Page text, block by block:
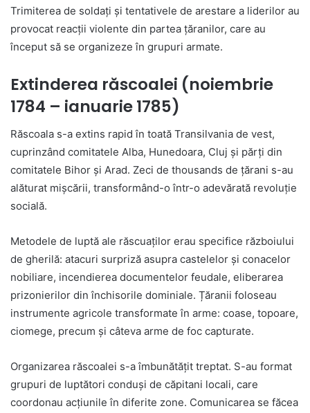
Trimiterea de soldați și tentativele de arestare a liderilor au
provocat reacții violente din partea țăranilor, care au
început să se organizeze în grupuri armate.
Extinderea răscoalei (noiembrie
1784 – ianuarie 1785)
Răscoala s-a extins rapid în toată Transilvania de vest,
cuprinzând comitatele Alba, Hunedoara, Cluj și părți din
comitatele Bihor și Arad. Zeci de thousands de țărani s-au
alăturat mișcării, transformând-o într-o adevărată revoluție
socială.
Metodele de luptă ale răscuaților erau specifice războiului
de gherilă: atacuri surpriză asupra castelelor și conacelor
nobiliare, incendierea documentelor feudale, eliberarea
prizonierilor din închisorile dominiale. Țăranii foloseau
instrumente agricole transformate în arme: coase, topoare,
ciomege, precum și câteva arme de foc capturate.
Organizarea răscoalei s-a îmbunătățit treptat. S-au format
grupuri de luptători conduși de căpitani locali, care
coordonau acțiunile în diferite zone. Comunicarea se făcea